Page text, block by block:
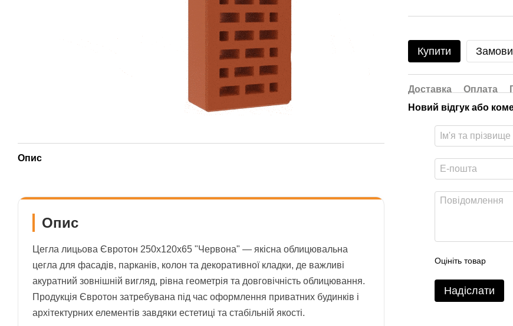
Опис
Опис
Цегла лицьова Євротон 250х120х65 "Червона" — якісна облицювальна
цегла для фасадів, парканів, колон та декоративної кладки, де важливі
акуратний зовнішній вигляд, рівна геометрія та довговічність облицювання.
Продукція Євротон затребувана під час оформлення приватних будинків і
архітектурних елементів завдяки естетиці та стабільній якості.
Купити
Доставка Оплата
Новий відгук або
Оцініть товар
Надіслати